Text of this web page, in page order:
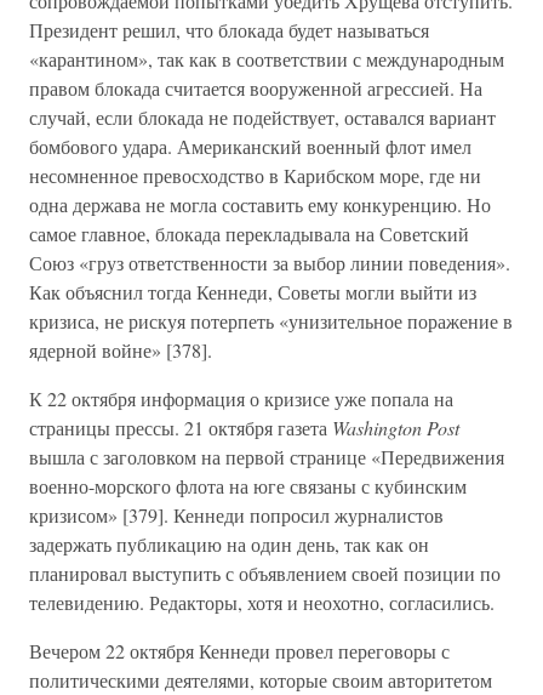
Президент решил, что блокада будет называться
«карантином», так как в соответствии с международным
правом блокада считается вооруженной агрессией. На
случай, если блокада не подействует, оставался вариант
бомбового удара. Американский военный флот имел
несомненное превосходство в Карибском море, где ни
одна держава не могла составить ему конкуренцию. Но
самое главное, блокада перекладывала на Советский
Союз «груз ответственности за выбор линии поведения».
Как объяснил тогда Кеннеди, Советы могли выйти из
кризиса, не рискуя потерпеть «унизительное поражение в
ядерной войне» [378].
К 22 октября информация о кризисе уже попала на
страницы прессы. 21 октября газета Washington Post
вышла с заголовком на первой странице «Передвижения
военно-морского флота на юге связаны с кубинским
кризисом» [379]. Кеннеди попросил журналистов
задержать публикацию на один день, так как он
планировал выступить с объявлением своей позиции по
телевидению. Редакторы, хотя и неохотно, согласились.
Вечером 22 октября Кеннеди провел переговоры с
политическими деятелями, которые своим авторитетом